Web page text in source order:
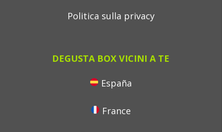
Politica sulla privacy
DEGUSTA BOX VICINI A TE
España
France